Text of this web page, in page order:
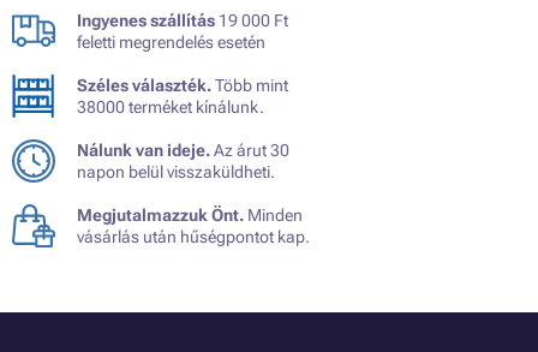
Ingyenes szállítás 19 000 Ft
feletti megrendelés esetén
Széles választék.Több mint
38000 terméket kínálunk.
Nálunk van ideje.Az árut 30
napon belül visszaküldheti.
Megjutalmazzuk Önt. Minden
vásárlás után hűségpontot kap.